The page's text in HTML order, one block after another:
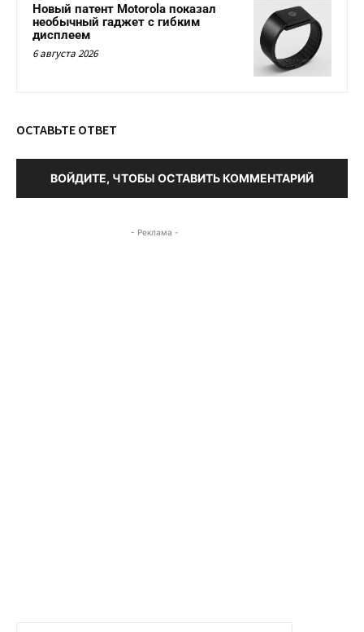
Новый патент Motorola показал
необычный гаджет с гибким
дисплеем
6 августа 2026
ОСТАВЬТЕ ОТВЕТ
ВОЙДИТЕ, ЧТОБЫ ОСТАВИТЬ КОММЕНТАРИЙ
- Реклама -